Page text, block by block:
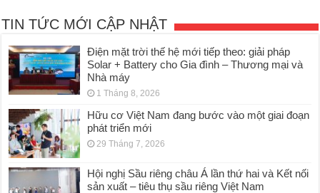
TIN TỨC MỚI CẬP NHẬT
Điện mặt trời thế hệ mới tiếp theo: giải pháp
Solar + Battery cho Gia đình – Thương mại và
Nhà máy
1 Tháng 8, 2026
Hữu cơ Việt Nam đang bước vào một giai đoạn
phát triển mới
29 Tháng 7, 2026
Hội nghị Sầu riêng châu Á lần thứ hai và Kết nối
sản xuất – tiêu thụ sầu riêng Việt Nam